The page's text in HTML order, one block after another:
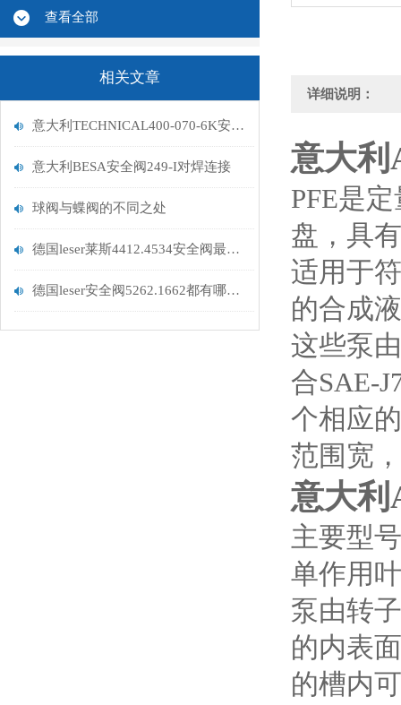
查看全部
相关文章
意大利TECHNICAL400-070-6K安全阀批量采购
意大利BESA安全阀249-I对焊连接
球阀与蝶阀的不同之处
德国leser莱斯4412.4534安全阀最新价格2025
德国leser安全阀5262.1662都有哪些证书资料
详细说明：
意大利
PFE是
盘，具
适用于
的合成
这些泵
合SAE-
个相应
范围宽
意大利
主要型
单作用
泵由转
的内表
的槽内